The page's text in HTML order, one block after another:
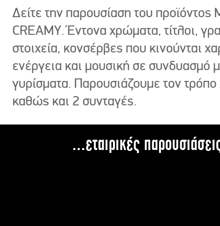
Δείτε την παρουσίαση του προϊόντος
CREAMY. Έντονα χρώματα, τίτλοι,
στοιχεία, κονσέρβες που κινούνται
ενέργεια και μουσική σε συνδυασμό
γυρίσματα. Παρουσιάζουμε τον
καθώς και 2 συνταγές.
...εταιρικές